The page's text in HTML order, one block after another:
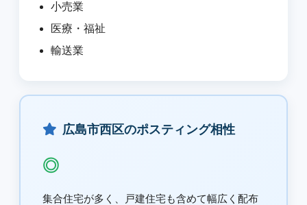
小売業
医療・福祉
輸送業
広島市西区のポスティング相性
◎
集合住宅が多く、戸建住宅も含めて幅広く配布